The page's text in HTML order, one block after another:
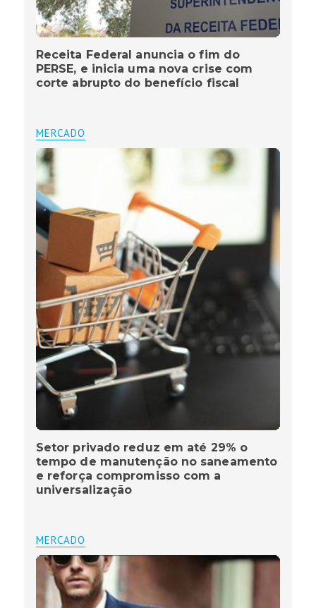
Receita Federal anuncia o fim do
PERSE, e inicia uma nova crise com
corte abrupto do benefício fiscal
MERCADO
Setor privado reduz em até 29% o
tempo de manutenção no saneamento
e reforça compromisso com a
universalização
MERCADO